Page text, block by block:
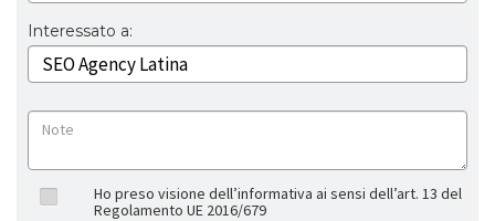
Interessato a:
Ho preso visione dell’informativa ai sensi dell’art. 13 del
Regolamento UE 2016/679